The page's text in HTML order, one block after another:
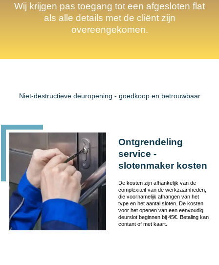
Wij krijgen pas toegang tot een afgesloten flat
als alle details met de cliënt zijn
overeengekomen.
Niet-destructieve deuropening - goedkoop en betrouwbaar
Ontgrendeling
service -
slotenmaker kosten
De kosten zijn afhankelijk van de
complexiteit van de werkzaamheden,
die voornamelijk afhangen van het
type en het aantal sloten. De kosten
voor het openen van een eenvoudig
deurslot beginnen bij 45€. Betaling kan
contant of met kaart.